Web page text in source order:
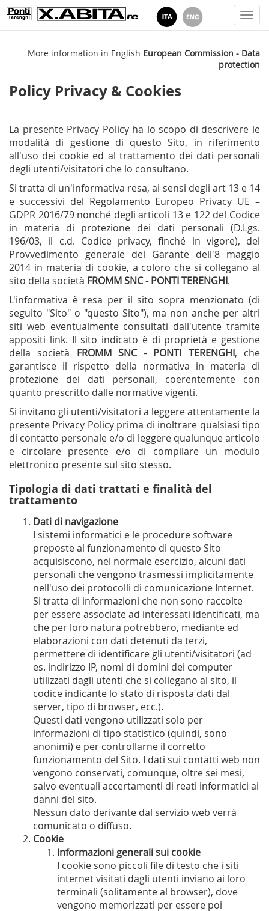
More information in English European Commission - Data
protection
Policy Privacy & Cookies
La presente Privacy Policy ha lo scopo di descrivere le
modalità di gestione di questo Sito, in riferimento
all'uso dei cookie ed al trattamento dei dati personali
degli utenti/visitatori che lo consultano.
Si tratta di un'informativa resa, ai sensi degli art 13 e 14
e successivi del Regolamento Europeo Privacy UE –
GDPR 2016/79 nonché degli articoli 13 e 122 del Codice
in materia di protezione dei dati personali (D.Lgs.
196/03, il c.d. Codice privacy, finché in vigore), del
Provvedimento generale del Garante dell'8 maggio
2014 in materia di cookie, a coloro che si collegano al
sito della società FROMM SNC - PONTI TERENGHI.
L'informativa è resa per il sito sopra menzionato (di
seguito "Sito" o "questo Sito"), ma non anche per altri
siti web eventualmente consultati dall'utente tramite
appositi link. Il sito indicato è di proprietà e gestione
della società FROMM SNC - PONTI TERENGHI, che
garantisce il rispetto della normativa in materia di
protezione dei dati personali, coerentemente con
quanto prescritto dalle normative vigenti.
Si invitano gli utenti/visitatori a leggere attentamente la
presente Privacy Policy prima di inoltrare qualsiasi tipo
di contatto personale e/o di leggere qualunque articolo
e circolare presente e/o di compilare un modulo
elettronico presente sul sito stesso.
Tipologia di dati trattati e finalità del
trattamento
Dati di navigazione
I sistemi informatici e le procedure software
preposte al funzionamento di questo Sito
acquisiscono, nel normale esercizio, alcuni dati
personali che vengono trasmessi implicitamente
nell'uso dei protocolli di comunicazione Internet.
Si tratta di informazioni che non sono raccolte
per essere associate ad interessati identificati, ma
che per loro natura potrebbero, mediante ed
elaborazioni con dati detenuti da terzi,
permettere di identificare gli utenti/visitatori (ad
es. indirizzo IP, nomi di domini dei computer
utilizzati dagli utenti che si collegano al sito, il
codice indicante lo stato di risposta dati dal
server, tipo di browser, ecc.).
Questi dati vengono utilizzati solo per
informazioni di tipo statistico (quindi, sono
anonimi) e per controllarne il corretto
funzionamento del Sito. I dati sui contatti web non
vengono conservati, comunque, oltre sei mesi,
salvo eventuali accertamenti di reati informatici ai
danni del sito.
Nessun dato derivante dal servizio web verrà
comunicato o diffuso.
Cookie
Informazioni generali sui cookie
I cookie sono piccoli file di testo che i siti
internet visitati dagli utenti inviano ai loro
terminali (solitamente al browser), dove
vengono memorizzati per essere poi